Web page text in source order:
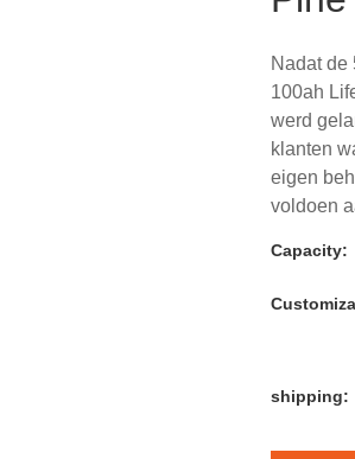
Nadat de
100ah
werd
klanten
eigen
voldoen
Capacity:
shipping: